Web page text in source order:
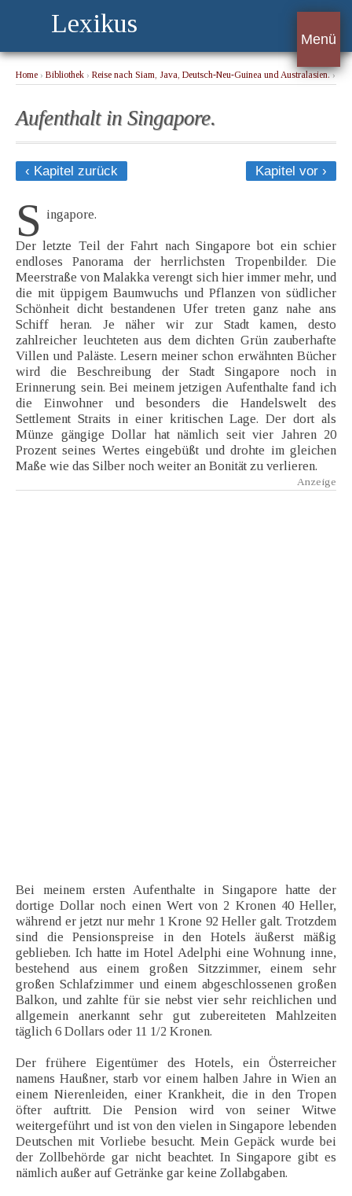
Lexikus
Menü
Home › Bibliothek › Reise nach Siam, Java, Deutsch-Neu-Guinea und Australasien.›
Aufenthalt in Singapore.
‹ Kapitel zurück Kapitel vor ›
S ingapore.
Der letzte Teil der Fahrt nach Singapore bot ein schier
endloses Panorama der herrlichsten Tropenbilder. Die
Meerstraße von Malakka verengt sich hier immer mehr, und
die mit üppigem Baumwuchs und Pflanzen von südlicher
Schönheit dicht bestandenen Ufer treten ganz nahe ans
Schiff heran. Je näher wir zur Stadt kamen, desto
zahlreicher leuchteten aus dem dichten Grün zauberhafte
Villen und Paläste. Lesern meiner schon erwähnten Bücher
wird die Beschreibung der Stadt Singapore noch in
Erinnerung sein. Bei meinem jetzigen Aufenthalte fand ich
die Einwohner und besonders die Handelswelt des
Settlement Straits in einer kritischen Lage. Der dort als
Münze gängige Dollar hat nämlich seit vier Jahren 20
Prozent seines Wertes eingebüßt und drohte im gleichen
Maße wie das Silber noch weiter an Bonität zu verlieren.
Bei meinem ersten Aufenthalte in Singapore hatte der
dortige Dollar noch einen Wert von 2 Kronen 40 Heller,
während er jetzt nur mehr 1 Krone 92 Heller galt. Trotzdem
sind die Pensionspreise in den Hotels äußerst mäßig
geblieben. Ich hatte im Hotel Adelphi eine Wohnung inne,
bestehend aus einem großen Sitzzimmer, einem sehr
großen Schlafzimmer und einem abgeschlossenen großen
Balkon, und zahlte für sie nebst vier sehr reichlichen und
allgemein anerkannt sehr gut zubereiteten Mahlzeiten
täglich 6 Dollars oder 11 1/2 Kronen.
Der frühere Eigentümer des Hotels, ein Österreicher
namens Haußner, starb vor einem halben Jahre in Wien an
einem Nierenleiden, einer Krankheit, die in den Tropen
öfter auftritt. Die Pension wird von seiner Witwe
weitergeführt und ist von den vielen in Singapore lebenden
Deutschen mit Vorliebe besucht. Mein Gepäck wurde bei
der Zollbehörde gar nicht beachtet. In Singapore gibt es
nämlich außer auf Getränke gar keine Zollabgaben.